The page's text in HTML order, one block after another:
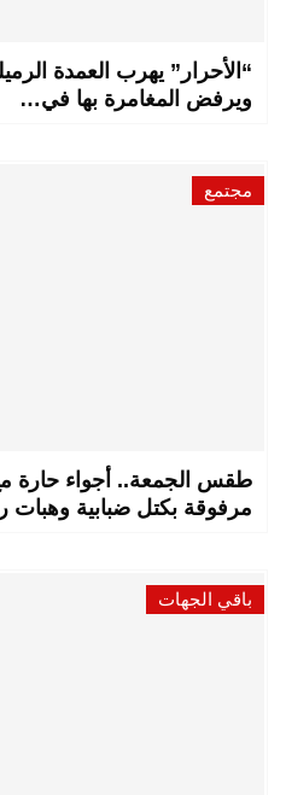
“الأحرار” يهرب العمدة
ويرفض المغامرة بها في…
مجتمع
طقس الجمعة.. أجواء
مرفوقة بكتل ضبابية وهبات
باقي الجهات